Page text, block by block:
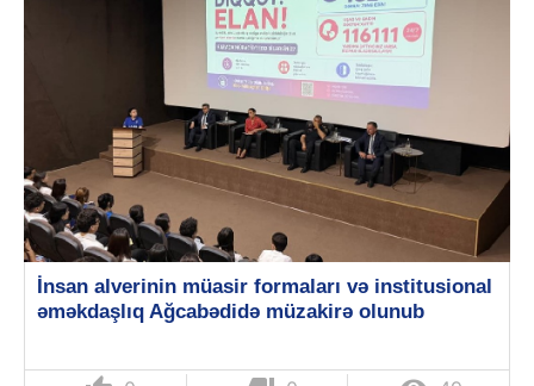
İnsan alverinin müasir formaları və institusional
əməkdaşlıq Ağcabədidə müzakirə olunub